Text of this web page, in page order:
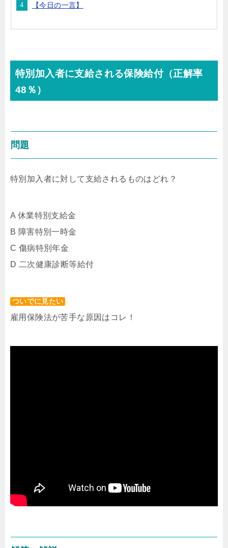
【今日の一言】
特別加入者に支給される保険給付（正解率
48％）
問題
特別加入者に対して支給されるものはどれ？
A 休業特別支給金
B 障害特別一時金
C 傷病特別年金
D 二次健康診断等給付
ついでに見たい
雇用保険法が苦手な原因はコレ！